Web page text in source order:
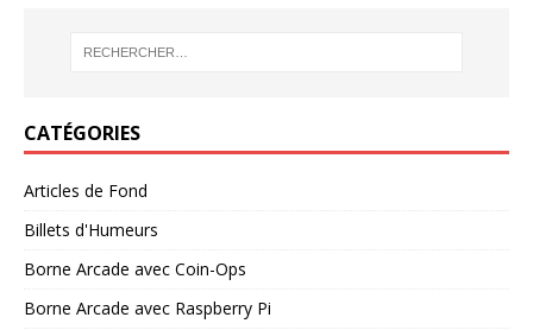
CATÉGORIES
Articles de Fond
Billets d'Humeurs
Borne Arcade avec Coin-Ops
Borne Arcade avec Raspberry Pi